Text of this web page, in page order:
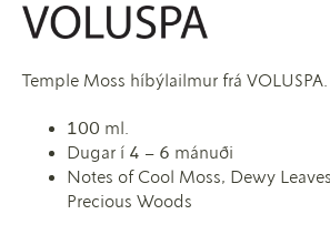
Temple Moss híbýlailmur frá VOLUSPA.
100 ml.
Dugar í 4 – 6 mánuði
Notes of Cool Moss, Dewy
Precious Woods